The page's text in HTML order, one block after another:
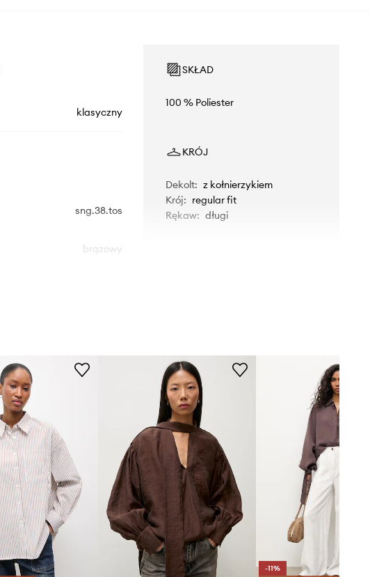
klasyczny
sng.38.tos
brązowy
SKŁAD
100 % Poliester
KRÓJ
Dekolt: z kołnierzykiem
Krój: regular fit
Rękaw: długi
-11%